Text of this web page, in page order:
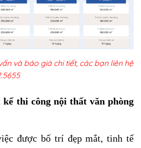
và báo giá chi tiết, các bạn liên hệ
kế thi công nội thất văn phòng
được bố trí đẹp mắt, tinh tế